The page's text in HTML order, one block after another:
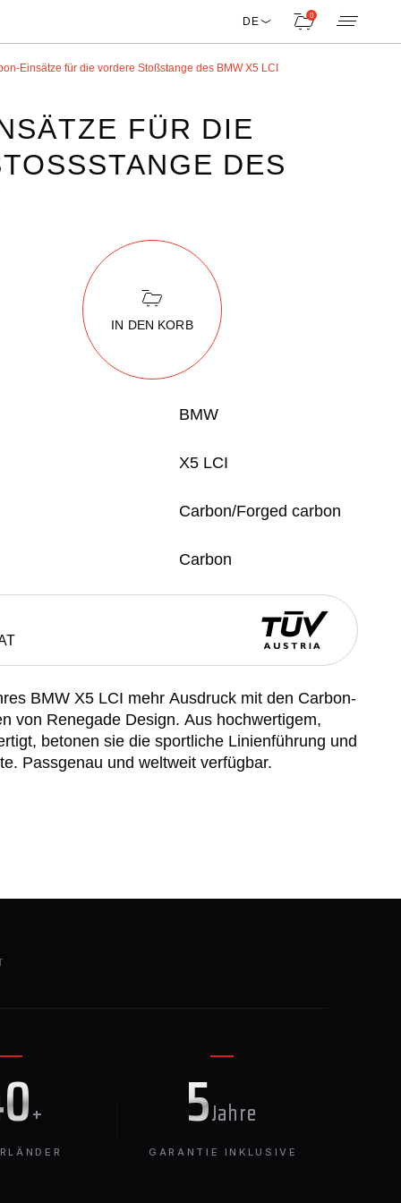
DE 0
Einsätze für die vordere Stoßstange des BMW X5 LCI
FÜR DIE
DES B
IN DEN KORB
BMW
X5 LCI
Carbon/Forged carbon
Carbon
BMW X5 LCI mehr Ausdruck mit den Carbon-
von Renegade Design. Aus hochwertigem,
betonen sie die sportliche Linienführung und
Passgenau und weltweit verfügbar.
+ 5Jahre
GARANTIE INKLUSIVE